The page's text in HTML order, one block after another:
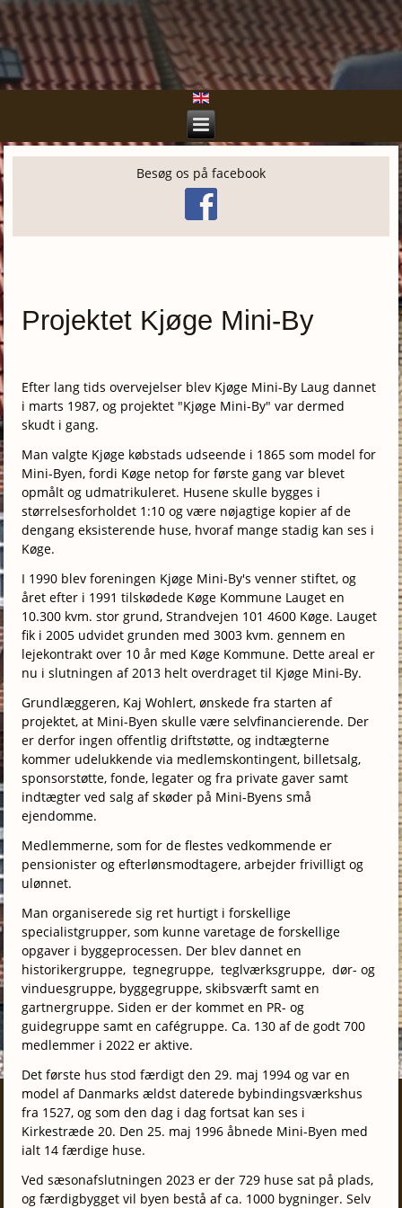
Besøg os på facebook
Projektet Kjøge Mini-By
Efter lang tids overvejelser blev Kjøge Mini-By Laug dannet
i marts 1987, og projektet "Kjøge Mini-By" var dermed
skudt i gang.
Man valgte Kjøge købstads udseende i 1865 som model for
Mini-Byen, fordi Køge netop for første gang var blevet
opmålt og udmatrikuleret. Husene skulle bygges i
størrelsesforholdet 1:10 og være nøjagtige kopier af de
dengang eksisterende huse, hvoraf mange stadig kan ses i
Køge.
I 1990 blev foreningen Kjøge Mini-By's venner stiftet, og
året efter i 1991 tilskødede Køge Kommune Lauget en
10.300 kvm. stor grund, Strandvejen 101 4600 Køge. Lauget
fik i 2005 udvidet grunden med 3003 kvm. gennem en
lejekontrakt over 10 år med Køge Kommune. Dette areal er
nu i slutningen af 2013 helt overdraget til Kjøge Mini-By.
Grundlæggeren, Kaj Wohlert, ønskede fra starten af
projektet, at Mini-Byen skulle være selvfinancierende. Der
er derfor ingen offentlig driftstøtte, og indtægterne
kommer udelukkende via medlemskontingent, billetsalg,
sponsorstøtte, fonde, legater og fra private gaver samt
indtægter ved salg af skøder på Mini-Byens små
ejendomme.
Medlemmerne, som for de flestes vedkommende er
pensionister og efterlønsmodtagere, arbejder frivilligt og
ulønnet.
Man organiserede sig ret hurtigt i forskellige
specialistgrupper, som kunne varetage de forskellige
opgaver i byggeprocessen. Der blev dannet en
historikergruppe, tegnegruppe, teglværksgruppe, dør- og
vinduesgruppe, byggegruppe, skibsværft samt en
gartnergruppe. Siden er der kommet en PR- og
guidegruppe samt en cafégruppe. Ca. 130 af de godt 700
medlemmer i 2022 er aktive.
Det første hus stod færdigt den 29. maj 1994 og var en
model af Danmarks ældst daterede bybindingsværkshus
fra 1527, og som den dag i dag fortsat kan ses i
Kirkestræde 20. Den 25. maj 1996 åbnede Mini-Byen med
ialt 14 færdige huse.
Ved sæsonafslutningen 2023 er der 729 huse sat på plads,
og færdigbygget vil byen bestå af ca. 1000 bygninger. Selv